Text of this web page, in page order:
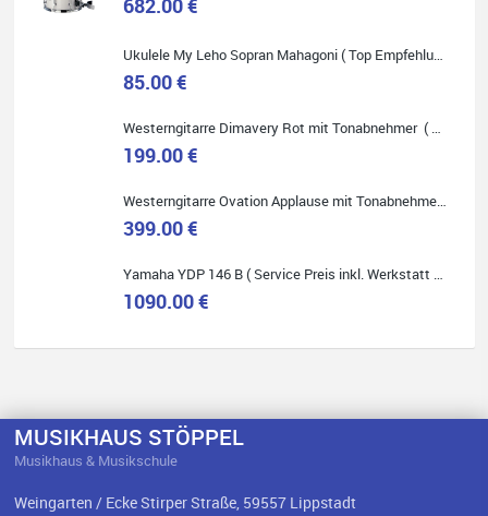
Klein...aber fein!
Ukulele My Leho Sopran Mahagoni ( Top Empfehlung ! )
85.00 €
Westerngitarre Dimavery Rot mit Tonabnehmer ( Service Preis inkl. Werkstatt Service )
199.00 €
Westerngitarre Ovation Applause mit Tonabnehmer ( Service Preis inkl. Werkstatt Service )
399.00 €
Yamaha YDP 146 B ( Service Preis inkl. Werkstatt Service )
1090.00 €
MUSIKHAUS STÖPPEL
Musikhaus & Musikschule
Weingarten / Ecke Stirper Straße, 59557 Lippstadt